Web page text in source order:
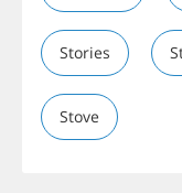
Stories
Stove